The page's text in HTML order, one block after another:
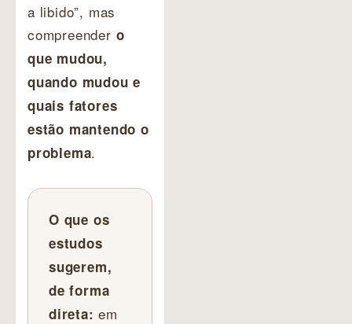
a libido”, mas
compreender o
que mudou,
quando mudou e
quais fatores
estão mantendo o
problema.
O que os
estudos
sugerem,
de forma
direta: em